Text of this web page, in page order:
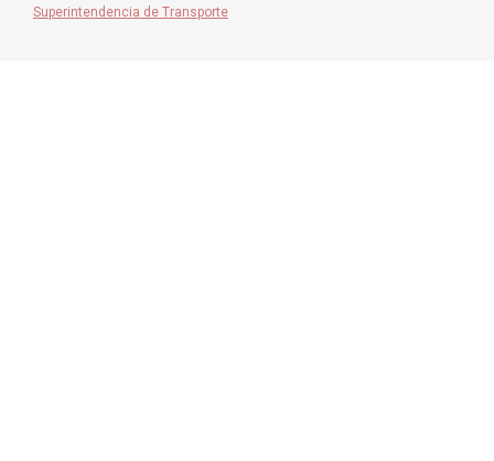
Superintendencia de Transporte